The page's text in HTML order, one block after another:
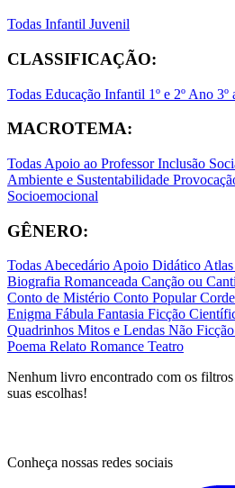
Todas Infantil Juvenil
CLASSIFICAÇÃO:
Todas Educação Infantil 1º e 2º Ano 3º
MACROTEMA:
Todas Apoio ao ProfessorInclusão
Ambiente e Sustentabilidade
Socioemocional
GÊNERO:
TodasAbecedárioApoio DidáticoAtlas
Biografia Romanceada Canção ou
Conto de Mistério Conto Popular
Enigma Fábula Fantasia Ficção
Quadrinhos Mitos e Lendas Não Ficção
Poema Relato Romance Teatro
Nenhum livro encontrado com os
suas escolhas!
Conheça nossas redes sociais